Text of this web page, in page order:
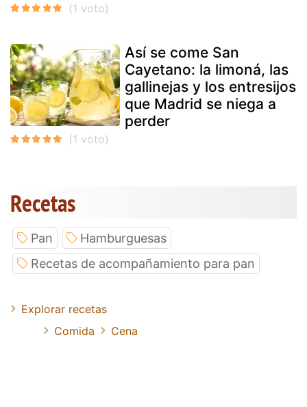
Así se come San
Cayetano: la limoná, las
gallinejas y los entresijos
que Madrid se niega a
perder
Recetas
Pan
Hamburguesas
Recetas de acompañamiento para pan
Explorar recetas
Comida
Cena